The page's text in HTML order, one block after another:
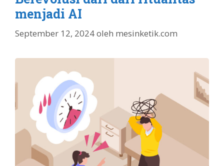
menjadi AI
September 12, 2024oleh mesinketik.com